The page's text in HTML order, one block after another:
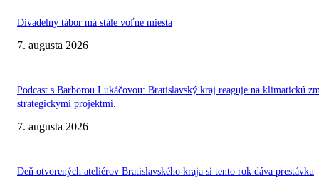
Divadelný tábor má stále voľné miesta
7. augusta 2026
Podcast s Barborou Lukáčovou: Bratislavský kraj reaguje na klimatickú
strategickými projektmi.
7. augusta 2026
Deň otvorených ateliérov Bratislavského kraja si tento rok dáva prestávku